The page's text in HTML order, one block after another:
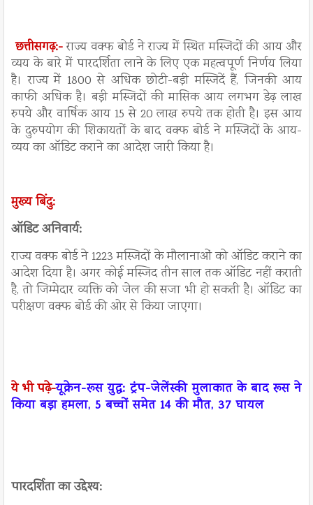
छत्तीसगढ़:-राज्य वक्फ बोर्ड ने राज्य में स्थित मस्जिदों की आय और
व्यय के बारे में पारदर्शिता लाने के लिए एक महत्वपूर्ण निर्णय लिया
है। राज्य में 1800 से अधिक छोटी-बड़ी मस्जिदें हैं, जिनकी आय
काफी अधिक है। बड़ी मस्जिदों की मासिक आय लगभग डेढ़ लाख
रुपये और वार्षिक आय 15 से 20 लाख रुपये तक होती है। इस आय
के दुरुपयोग की शिकायतों के बाद वक्फ बोर्ड ने मस्जिदों के आय-
व्यय का ऑडिट कराने का आदेश जारी किया है।
मुख्य बिंदु:
ऑडिट अनिवार्य:
राज्य वक्फ बोर्ड ने 1223 मस्जिदों के मौलानाओं को ऑडिट कराने का
आदेश दिया है। अगर कोई मस्जिद तीन साल तक ऑडिट नहीं कराती
है, तो जिम्मेदार व्यक्ति को जेल की सजा भी हो सकती है। ऑडिट का
परीक्षण वक्फ बोर्ड की ओर से किया जाएगा।
ये भी पढ़े-यूक्रेन-रूस युद्ध: ट्रंप-जेलेंस्की मुलाकात के बाद रूस ने
किया बड़ा हमला, 5 बच्चों समेत 14 की मौत, 37 घायल
पारदर्शिता का उद्देश्य: